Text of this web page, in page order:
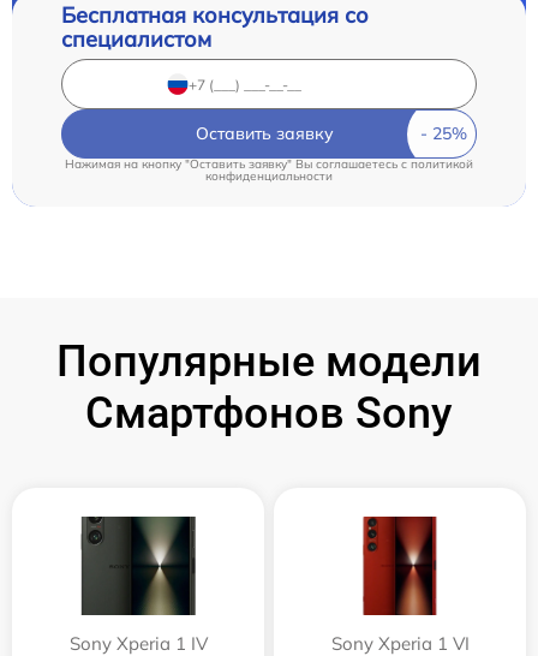
Бесплатная консультация со
специалистом
Оставить заявку
Нажимая на кнопку "Оставить заявку" Вы соглашаетесь cполитикой
конфиденциальности
Популярные модели
Смартфонов Sony
Sony Xperia 1 IV Sony Xperia 1 VI